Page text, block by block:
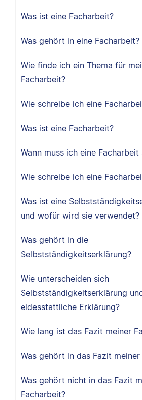
Was ist eine Facharbeit?
Was gehört in eine Facharbeit?
Wie finde ich ein Thema für
Facharbeit?
Wie schreibe ich eine
Was ist eine Facharbeit?
Wann muss ich eine Facharbeit
Wie schreibe ich eine
Was ist eine
und wofür wird sie verwendet?
Was gehört in die
Selbstständigkeitserklärung?
Wie unterscheiden sich
Selbstständigkeitserklärung
eidesstattliche Erklärung?
Wie lang ist das Fazit meiner
Was gehört in das Fazit
Was gehört nicht in das Fazit
Facharbeit?